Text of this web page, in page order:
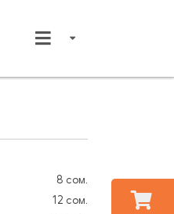
8 сом.
12 сом.